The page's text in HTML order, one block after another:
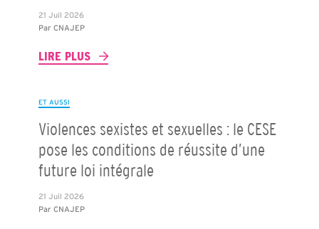
21 Juil 2026
Par CNAJEP
LIRE PLUS
ET AUSSI
Violences sexistes et sexuelles : le CESE
pose les conditions de réussite d’une
future loi intégrale
21 Juil 2026
Par CNAJEP